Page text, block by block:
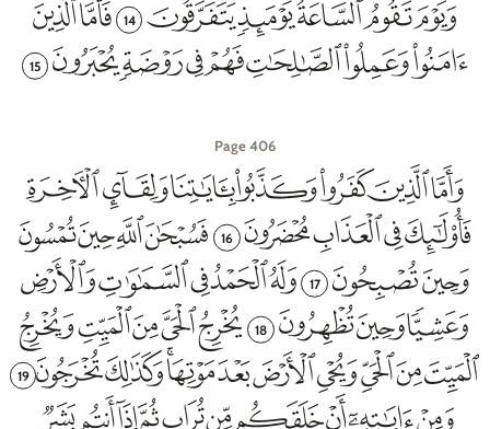
14
15
Page 406
16
17
18
19